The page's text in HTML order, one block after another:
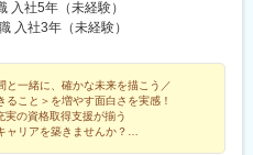
へ配属いたします。※敷地内全面禁
入社5年（未経験）
入社3年（未経験）
と一緒に、確かな未来を描こう／
ること＞を増やす面白さを実感！
実の資格取得支援が揃う
ャリアを築きませんか？